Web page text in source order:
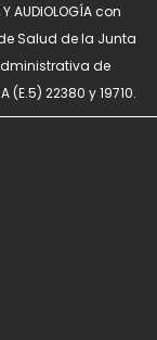
Y AUDIOLOGÍA con
Salud de la Junta
de
(E.5) 22380 y 19710.